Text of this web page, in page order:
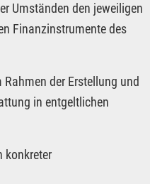
Umständen den jeweiligen
Finanzinstrumente des
der Erstellung und
in entgeltlichen
konkreter